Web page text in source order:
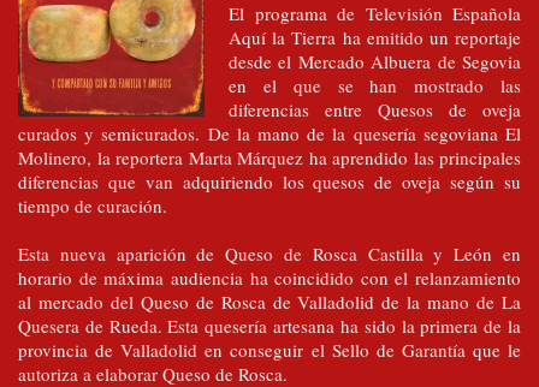
El programa de Televisión Española
Aquí la Tierra ha emitido un reportaje
desde el Mercado Albuera de Segovia
en el que se han mostrado las
diferencias entre Quesos de oveja
curados y semicurados. De la mano de la quesería segoviana El
Molinero, la reportera Marta Márquez ha aprendido las principales
diferencias que van adquiriendo los quesos de oveja según su
tiempo de curación.
Esta nueva aparición de Queso de Rosca Castilla y León en
horario de máxima audiencia ha coincidido con el relanzamiento
al mercado del Queso de Rosca de Valladolid de la mano de La
Quesera de Rueda. Esta quesería artesana ha sido la primera de la
provincia de Valladolid en conseguir el Sello de Garantía que le
autoriza a elaborar Queso de Rosca.